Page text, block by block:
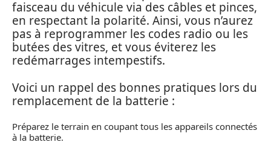
faisceau du véhicule via des câbles et pinces,
en respectant la polarité. Ainsi, vous n’aurez
pas à reprogrammer les codes radio ou les
butées des vitres, et vous éviterez les
redémarrages intempestifs.
Voici un rappel des bonnes pratiques lors du
remplacement de la batterie :
Préparez le terrain en coupant tous les appareils connectés
à la batterie.